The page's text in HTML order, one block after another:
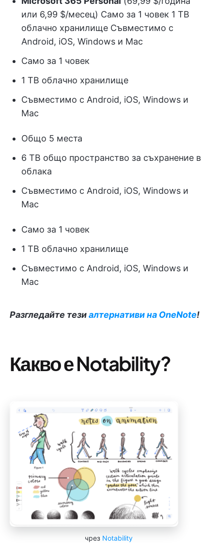
или 6,99 $/месец) Само за 1 човек 1 TB
облачно хранилище Съвместимо с
Android, iOS, Windows и Mac
Само за 1 човек
1 TB облачно хранилище
Съвместимо с Android, iOS, Windows и
Mac
Общо 5 места
6 TB общо пространство за съхранение в
облака
Съвместимо с Android, iOS, Windows и
Mac
Само за 1 човек
1 TB облачно хранилище
Съвместимо с Android, iOS, Windows и
Mac
Разгледайте тезиалтернативи на OneNote!
Какво е Notability?
чрез Notability